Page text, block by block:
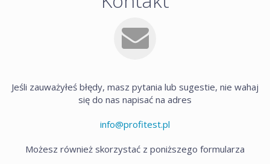
Jeśli zauważyłeś błędy, masz pytania lub sugestie, nie wahaj
się do nas napisać na adres
info@profitest.pl
Możesz również skorzystać z poniższego formularza